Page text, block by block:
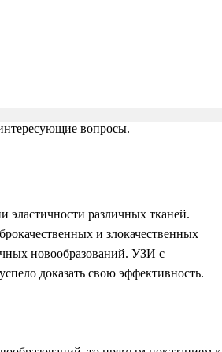
вопросы.
эластичности различных тканей.
и злокачественных
новообразований. УЗИ с
доказать свою эффективность.